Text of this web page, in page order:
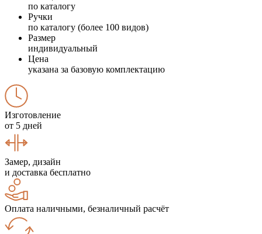
по каталогу
Ручки
по каталогу (более 100 видов)
Размер
индивидуальный
Цена
указана за базовую комплектацию
Изготовление
от 5 дней
Замер, дизайн
и доставка бесплатно
Оплата наличными, безналичный расчёт